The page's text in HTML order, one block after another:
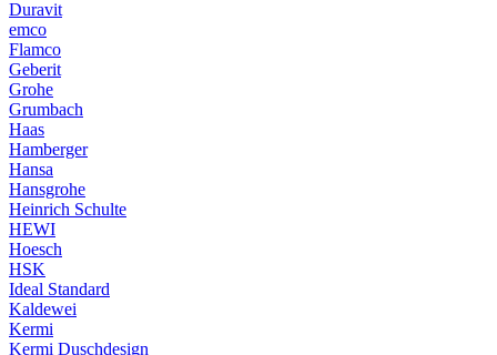
Duravit
emco
Flamco
Geberit
Grohe
Grumbach
Haas
Hamberger
Hansa
Hansgrohe
Heinrich Schulte
HEWI
Hoesch
HSK
Ideal Standard
Kaldewei
Kermi
Kermi Duschdesign